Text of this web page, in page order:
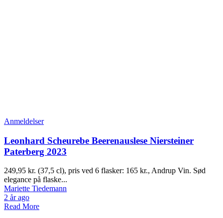
Anmeldelser
Leonhard Scheurebe Beerenauslese Niersteiner
Paterberg 2023
249,95 kr. (37,5 cl), pris ved 6 flasker: 165 kr., Andrup Vin. Sød
elegance på flaske...
Mariette Tiedemann
2 år ago
Read More